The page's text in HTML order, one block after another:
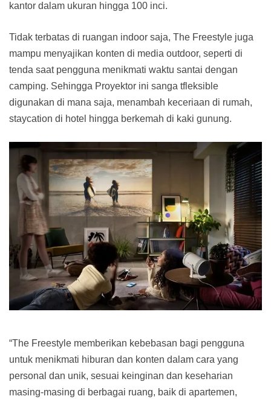
kantor dalam ukuran hingga 100 inci.
Tidak terbatas di ruangan indoor saja, The Freestyle juga
mampu menyajikan konten di media outdoor, seperti di
tenda saat pengguna menikmati waktu santai dengan
camping. Sehingga Proyektor ini sanga tfleksible
digunakan di mana saja, menambah keceriaan di rumah,
staycation di hotel hingga berkemah di kaki gunung.
“The Freestyle memberikan kebebasan bagi pengguna
untuk menikmati hiburan dan konten dalam cara yang
personal dan unik, sesuai keinginan dan keseharian
masing-masing di berbagai ruang, baik di apartemen,